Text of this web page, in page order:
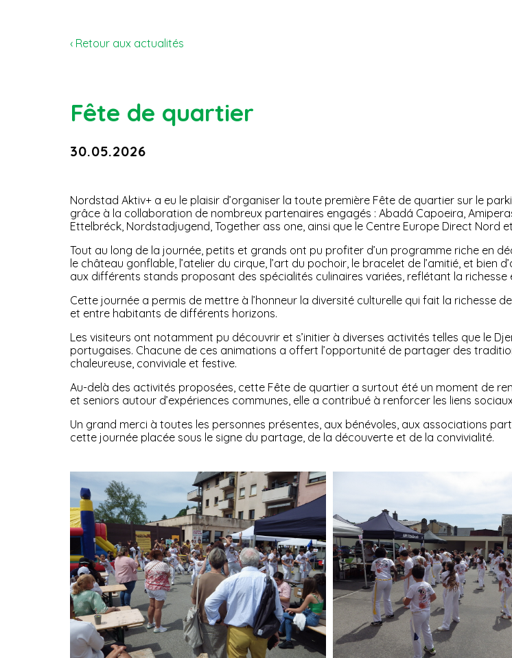
‹ Retour aux actualités
Fête de quartier
30.05.2026
Nordstad Aktiv+ a eu le plaisir d’organiser la toute première Fête de quartier sur le
grâce à la collaboration de nombreux partenaires engagés : Abadá Capoeira,
Ettelbréck, Nordstadjugend, Together ass one, ainsi que le Centre Europe Direct
Tout au long de la journée, petits et grands ont pu profiter d’un programme riche en
le château gonflable, l’atelier du cirque, l’art du pochoir, le bracelet de l’amitié, et
aux différents stands proposant des spécialités culinaires variées, reflétant la richesse
Cette journée a permis de mettre à l’honneur la diversité culturelle qui fait la richesse
et entre habitants de différents horizons.
Les visiteurs ont notamment pu découvrir et s’initier à diverses activités telles que le
portugaises. Chacune de ces animations a offert l’opportunité de partager des
chaleureuse, conviviale et festive.
Au-delà des activités proposées, cette Fête de quartier a surtout été un moment de
et seniors autour d’expériences communes, elle a contribué à renforcer les liens
Un grand merci à toutes les personnes présentes, aux bénévoles, aux associations
cette journée placée sous le signe du partage, de la découverte et de la convivialité.